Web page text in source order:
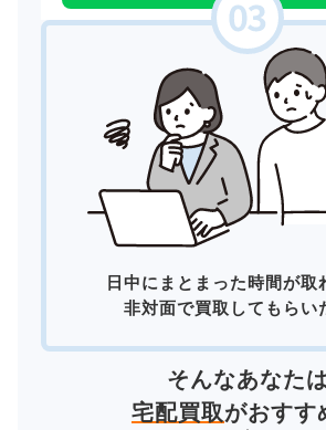
日中にまとまった時間が取
非対面で買取してもらい
そんなあなたは
宅配買取がおすす